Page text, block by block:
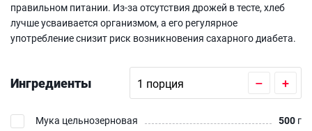
правильном питании. Из-за отсутствия дрожей в тесте, хлеб
лучше усваивается организмом, а его регулярное
употребление снизит риск возникновения сахарного диабета.
Ингредиенты – +
Мука цельнозерновая 500 г